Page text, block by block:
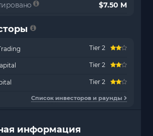
$7.50 M
Tier 2
Tier 2
Tier 2
Список инвесторов и раунды
информация